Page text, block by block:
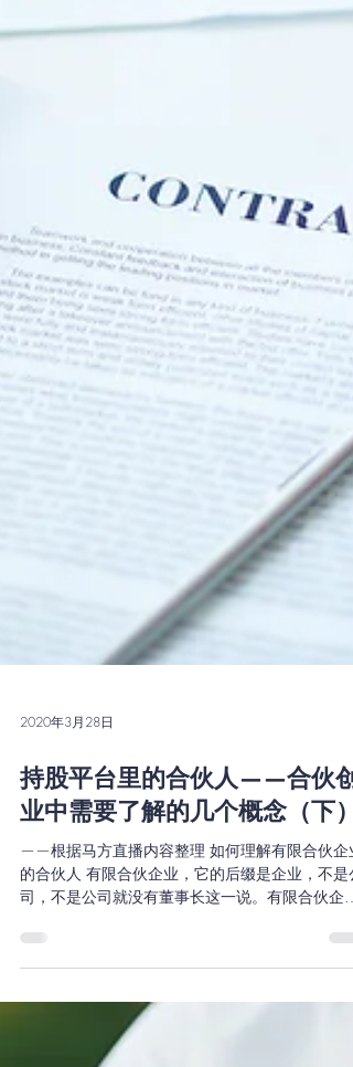
2020年3月28日
持股平台里的合伙人——合伙创
业中需要了解的几个概念（下）
——根据马方直播内容整理 如何理解有限合伙企业
的合伙人 有限合伙企业，它的后缀是企业，不是公
里边有两类股东，专业的叫法其实不叫股东，叫合
伙人，一类是普通合伙人GP（General...